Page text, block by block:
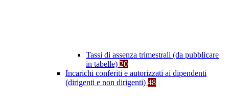
Tassi di assenza trimestrali (da pubblicare
in tabelle) 20
Incarichi conferiti e autorizzati ai dipendenti
(dirigenti e non dirigenti) 48